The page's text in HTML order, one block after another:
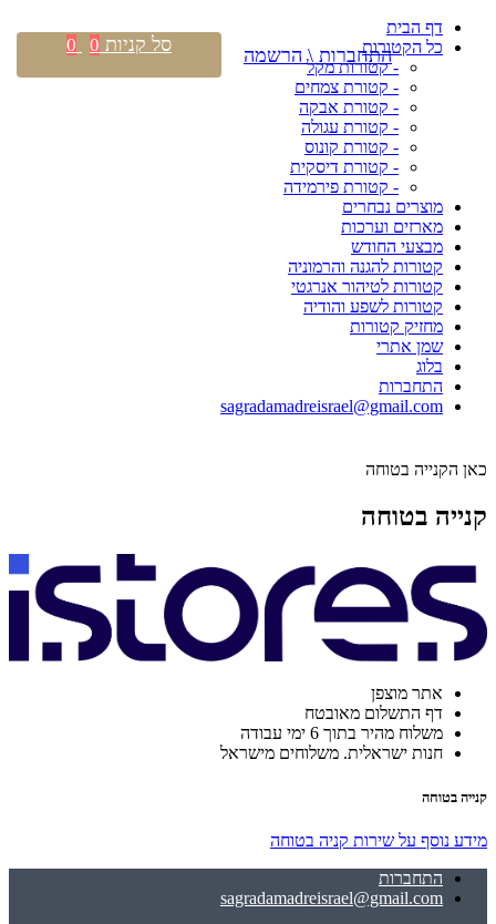
דף הבית
כל הקטורות
- קטורות מקל
- קטורת צמחים
- קטורת אבקה
- קטורת עגולה
- קטורת קונוס
- קטורת דיסקית
- קטורת פירמידה
מוצרים נבחרים
מארזים וערכות
מבצעי החודש
קטורות להגנה והרמוניה
קטורות לטיהור אנרגטי
קטורות לשפע והודיה
מחזיק קטורות
שמן אתרי
בלוג
התחברות
sagradamadreisrael@gmail.com
כאן הקנייה בטוחה
קנייה בטוחה
אתר מוצפן
דף התשלום מאובטח
משלוח מהיר בתוך 6 ימי עבודה
חנות ישראלית. משלוחים מישראל
קנייה בטוחה
מידע נוסף על שירות קניה בטוחה
התחברות
sagradamadreisrael@gmail.com
התחברות \ הרשמה סל קניות 0
0